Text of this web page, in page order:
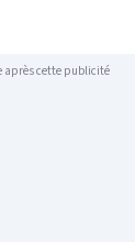
après cette publicité